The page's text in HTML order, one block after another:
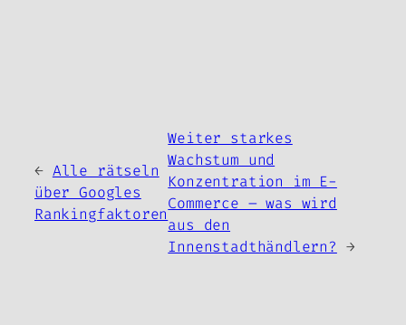
← Alle rätseln
über Googles
Rankingfaktoren
Weiter starkes
Wachstum und
Konzentration im E-
Commerce – was wird
aus den
Innenstadthändlern? →